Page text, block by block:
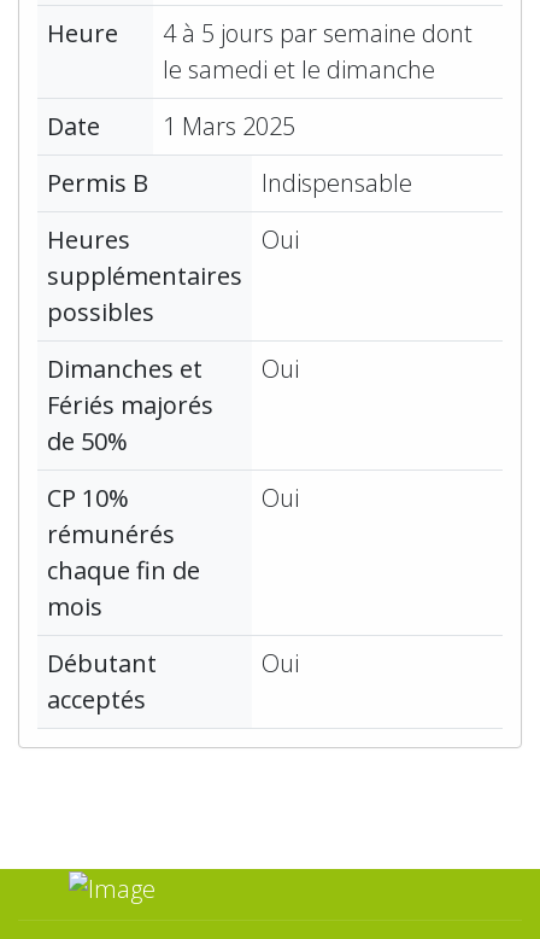
Heure
4 à 5 jours par semaine dont
le samedi et le dimanche
Date
1 Mars 2025
Permis B
Indispensable
Heures
supplémentaires
possibles
Oui
Dimanches et
Fériés majorés
de 50%
Oui
CP 10%
rémunérés
chaque fin de
mois
Oui
Débutant
acceptés
Oui